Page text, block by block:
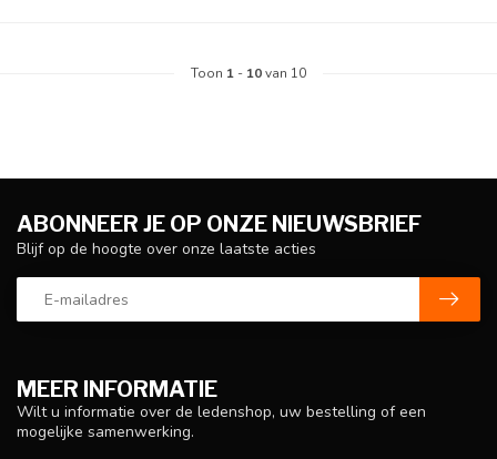
Toon 1 - 10van 10
MEER INFORMATIE
Wilt u informatie over de ledenshop, uw bestelling of een
mogelijke samenwerking.
ABONNEER JE OP ONZE NIEUWSBRIEF
Blijf op de hoogte over onze laatste acties